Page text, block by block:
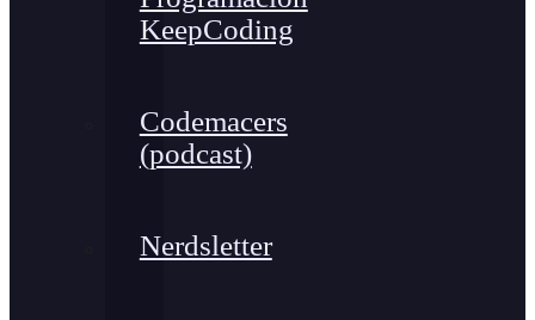
KeepCoding
Codemacers
(podcast)
Nerdsletter